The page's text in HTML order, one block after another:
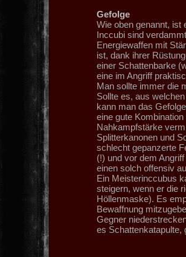
Gefolge
Wie oben genannt, ist
Inccubi sind
Energiewaffen mit
ist, dank ihrer
einer Schattenbarke
eine im Angriff
Man sollte immer die
Sollte es, aus
kann man das
eine gute
Nahkampfstärke
Splitterkanonen und
schlecht gepanzerte
(!) und vor dem
einen solch offensiv
Ein Meisterinccubus
steigern, wenn er die
Höllenmaske). Es
Bewaffnung
Gegner
es Schattenkatapulte,